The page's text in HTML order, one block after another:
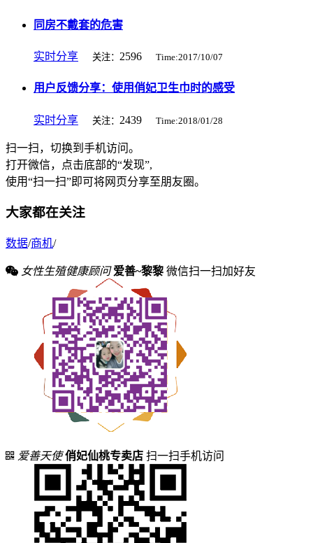
同房不戴套的危害
实时分享 关注： 2596 Time:2017/10/07
用户反馈分享：使用俏妃卫生巾时的感受
实时分享 关注： 2439 Time:2018/01/28
扫一扫，切换到手机访问。
打开微信，点击底部的“发现”,
使用“扫一扫”即可将网页分享至朋友圈。
大家都在关注
数据/商机/
女性生殖健康顾问 爱善~黎黎 微信扫一扫加好友
爱善天使 俏妃仙桃专卖店 扫一扫手机访问